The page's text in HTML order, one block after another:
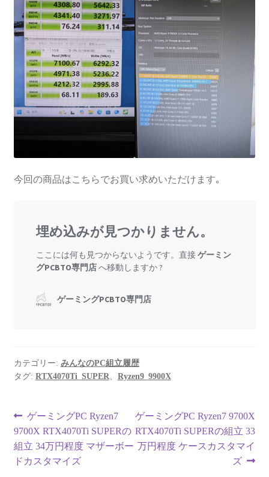
今回の商品はこちらでお買い求めいただけます｡
カテゴリー: みんなのPC組立履歴
タグ: RTX4070Ti_SUPER、 Ryzen9_9900X
投
稿
ナ
前
の
投
稿:
ゲーミングPC Ryzen7
9700X RTX4070Ti SUPERの
組立 34万円程度 マザーボー
ドカスタマイズ
次
の
投
ゲーミングPC Ryzen7 9700X
RTX4070Ti SUPERの組立 33
万円程度 ケースカスタマイ
ズ